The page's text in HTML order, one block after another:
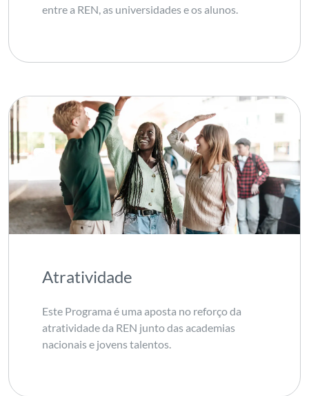
entre a REN, as universidades e os alunos.
Atratividade
Este Programa é uma aposta no reforço da
atratividade da REN junto das academias
nacionais e jovens talentos.